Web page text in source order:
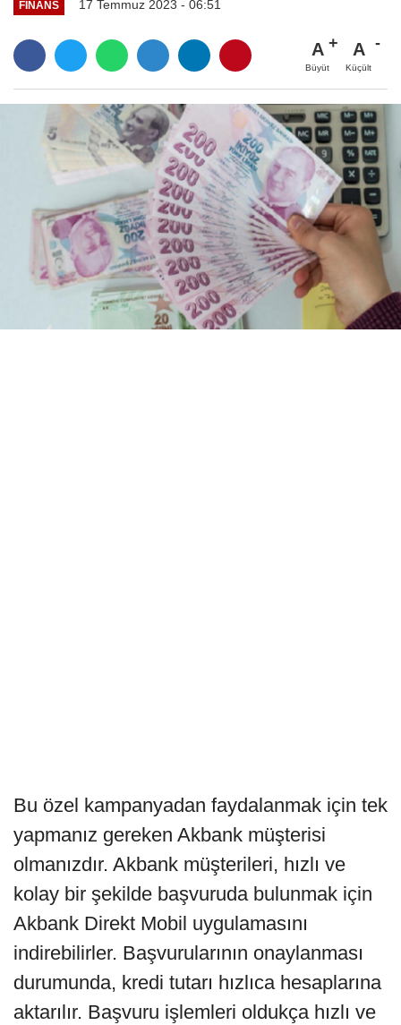
FINANS 17 Temmuz 2023 - 06:51
A
Büyüt
A
Küçült
Bu özel kampanyadan faydalanmak için tek
yapmanız gereken Akbank müşterisi
olmanızdır. Akbank müşterileri, hızlı ve
kolay bir şekilde başvuruda bulunmak için
Akbank Direkt Mobil uygulamasını
indirebilirler. Başvurularının onaylanması
durumunda, kredi tutarı hızlıca hesaplarına
aktarılır. Başvuru işlemleri oldukça hızlı ve